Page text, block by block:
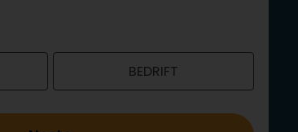
BEDRIFT